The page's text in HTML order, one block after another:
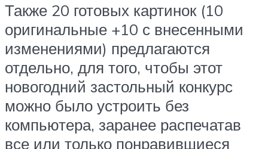
Также 20 готовых картинок (10
оригинальные +10 с внесенными
изменениями) предлагаются
отдельно, для того, чтобы этот
новогодний застольный конкурс
можно было устроить без
компьютера, заранее распечатав
все или только понравившиеся